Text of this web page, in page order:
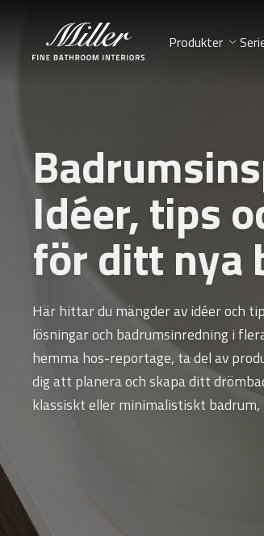
Produkter
Idéer, tips
för ditt nya
Här hittar du mängder av idéer och
lösningar och badrumsinredning i
hemma hos-reportage, ta del av
dig att planera och skapa ditt
klassiskt eller minimalistiskt